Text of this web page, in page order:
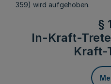
359) wird aufgehoben.
§
In-Kraft-
Kraft-